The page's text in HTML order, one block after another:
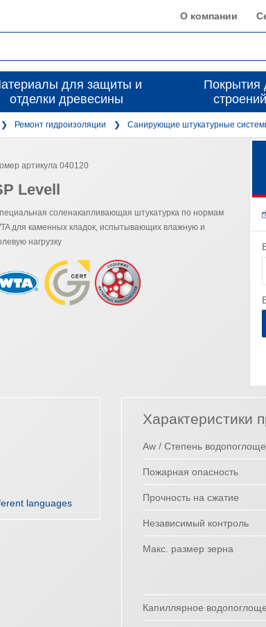
О компании
для защиты и
отделки древесины
Покрытия
Ремонт гидроизоляции Санирующие штукатурные
артикула 040120
Levell
соленакапливающая штукатурка по нормам
для каменных кладок, испытывающих влажную и
нагрузку
languages
Характеристики
Aw / Степень
Пожарная опасность
Прочность на сжатие
Независимый контроль
Макс. размер зерна
Капиллярное